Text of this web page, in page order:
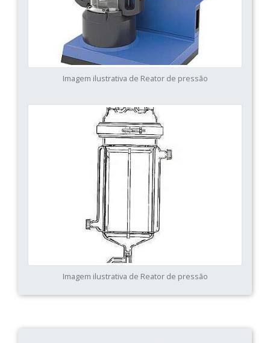
Imagem ilustrativa de Reator de pressão
Imagem ilustrativa de Reator de pressão